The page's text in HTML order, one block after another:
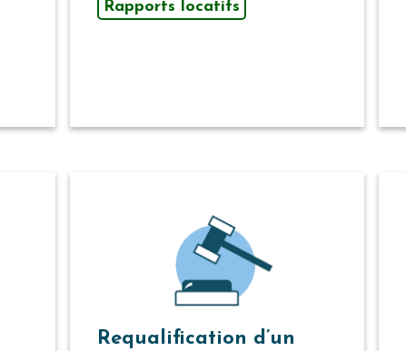
Rapports locatifs
Requalification d’un